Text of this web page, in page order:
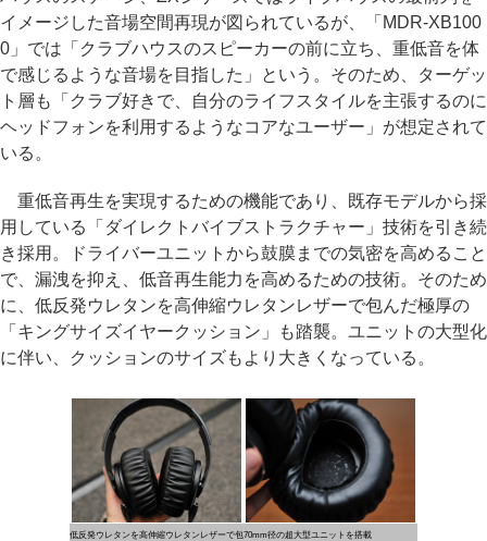
イメージした音場空間再現が図られているが、「MDR-XB100
0」では「クラブハウスのスピーカーの前に立ち、重低音を体
で感じるような音場を目指した」という。そのため、ターゲッ
ト層も「クラブ好きで、自分のライフスタイルを主張するのに
ヘッドフォンを利用するようなコアなユーザー」が想定されて
いる。
重低音再生を実現するための機能であり、既存モデルから採
用している「ダイレクトバイブストラクチャー」技術を引き続
き採用。ドライバーユニットから鼓膜までの気密を高めること
で、漏洩を抑え、低音再生能力を高めるための技術。そのため
に、低反発ウレタンを高伸縮ウレタンレザーで包んだ極厚の
「キングサイズイヤークッション」も踏襲。ユニットの大型化
に伴い、クッションのサイズもより大きくなっている。
低反発ウレタンを高伸縮ウレタンレザーで包70mm径の超大型ユニットを搭載